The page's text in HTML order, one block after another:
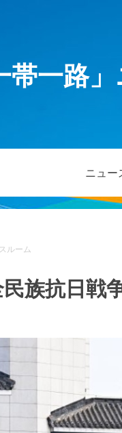
帯一路
ニュー
ルーム
族抗日戦